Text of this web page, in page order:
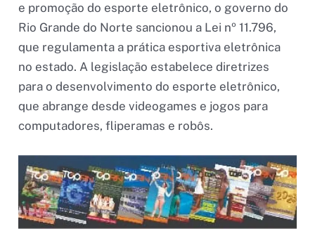
e promoção do esporte eletrônico, o governo do
Rio Grande do Norte sancionou a Lei nº 11.796,
que regulamenta a prática esportiva eletrônica
no estado. A legislação estabelece diretrizes
para o desenvolvimento do esporte eletrônico,
que abrange desde videogames e jogos para
computadores, fliperamas e robôs.